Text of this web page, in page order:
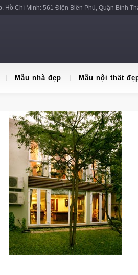
Hồ Chí Minh: 561 Điện Biên Phủ, Quận Bình
Mẫu nhà đẹp Mẫu nội thất